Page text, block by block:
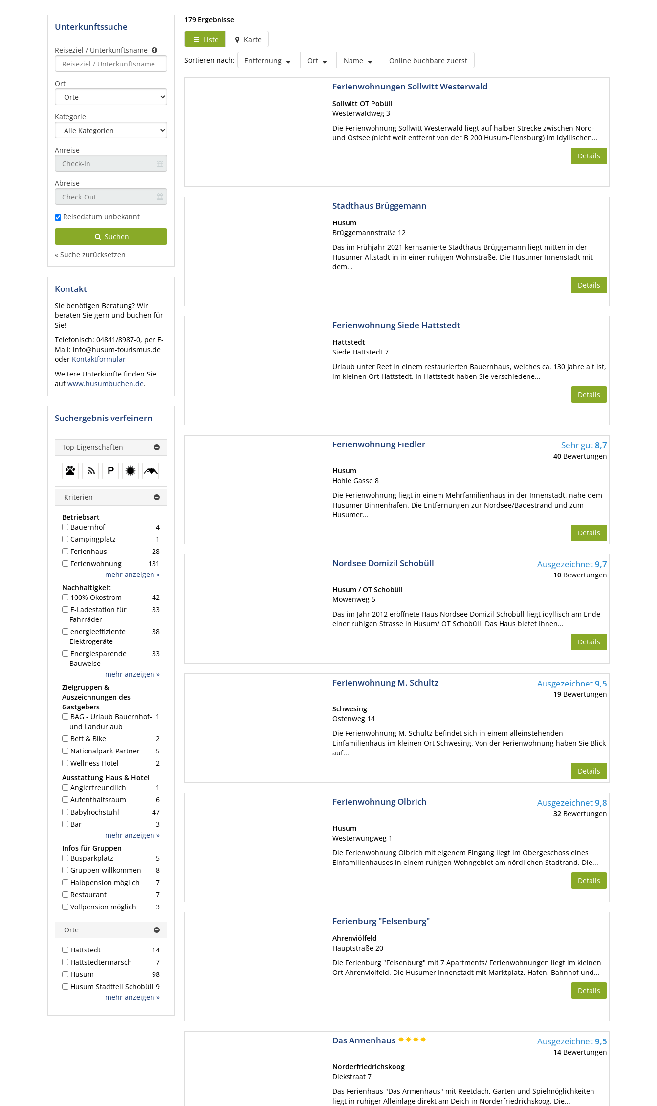
179 Ergebnisse
Liste Karte
Sortieren nach: Entfernung Ort Name Online buchbare zuerst
Ferienwohnungen Sollwitt Westerwald
Sollwitt OT Pobüll
Westerwaldweg 3
Die Ferienwohnung Sollwitt Westerwald liegt auf halber Strecke zwischen Nord-
und Ostsee (nicht weit entfernt von der B 200 Husum-Flensburg) im idyllischen...
Details
Stadthaus Brüggemann
Husum
Brüggemannstraße 12
Das im Frühjahr 2021 kernsanierte Stadthaus Brüggemann liegt mitten in der
Husumer Altstadt in in einer ruhigen Wohnstraße. Die Husumer Innenstadt mit
dem...
Details
Ferienwohnung Siede Hattstedt
Hattstedt
Siede Hattstedt 7
Urlaub unter Reet in einem restaurierten Bauernhaus, welches ca. 130 Jahre alt ist,
im kleinen Ort Hattstedt. In Hattstedt haben Sie verschiedene...
Details
Ferienwohnung Fiedler Sehr gut8,7
40 Bewertungen
Husum
Hohle Gasse 8
Die Ferienwohnung liegt in einem Mehrfamilienhaus in der Innenstadt, nahe dem
Husumer Binnenhafen. Die Entfernungen zur Nordsee/Badestrand und zum
Husumer...
Details
Nordsee Domizil Schobüll Ausgezeichnet9,7
10 Bewertungen
Husum / OT Schobüll
Möwenweg 5
Das im Jahr 2012 eröffnete Haus Nordsee Domizil Schobüll liegt idyllisch am Ende
einer ruhigen Strasse in Husum/ OT Schobüll. Das Haus bietet Ihnen...
Details
Ferienwohnung M. Schultz Ausgezeichnet9,5
19 Bewertungen
Schwesing
Ostenweg 14
Die Ferienwohnung M. Schultz befindet sich in einem alleinstehenden
Einfamilienhaus im kleinen Ort Schwesing. Von der Ferienwohnung haben Sie Blick
auf...
Details
Ferienwohnung Olbrich Ausgezeichnet9,8
32 Bewertungen
Husum
Westerwungweg 1
Die Ferienwohnung Olbrich mit eigenem Eingang liegt im Obergeschoss eines
Einfamilienhauses in einem ruhigen Wohngebiet am nördlichen Stadtrand. Die...
Details
Ferienburg "Felsenburg"
Ahrenviölfeld
Hauptstraße 20
Die Ferienburg "Felsenburg" mit 7 Apartments/ Ferienwohnungen liegt im kleinen
Ort Ahrenviölfeld. Die Husumer Innenstadt mit Marktplatz, Hafen, Bahnhof und...
Details
Das Armenhaus Ausgezeichnet9,5
14 Bewertungen
Norderfriedrichskoog
Diekstraat 7
Das Ferienhaus "Das Armenhaus" mit Reetdach, Garten und Spielmöglichkeiten
liegt in ruhiger Alleinlage direkt am Deich in Norderfriedrichskoog. Die...
Unterkunftssuche
Reiseziel / Unterkunftsname
Type 2 or
characters
Ort
Kategorie
Anreise
Abreise
Reisedatum unbekannt
Suchen
« Suche zurücksetzen
Kontakt
Sie benötigen Beratung? Wir
beraten Sie gern und buchen für
Sie!
Telefonisch: 04841/8987-0, per E-
Mail: info@husum-tourismus.de
oder Kontaktformular
Weitere Unterkünfte finden Sie
aufwww.husumbuchen.de.
Suchergebnis verfeinern
Top-Eigenschaften
Hunde erlaubt
WLAN PKW-StellplatzWallbox für E-
Autos
Reetdach
Kriterien
Betriebsart
4
Bauernhof
1
Campingplatz
28
Ferienhaus
131
Ferienwohnung
mehr anzeigen »
Nachhaltigkeit
42
100% Ökostrom
33
E-Ladestation für
Fahrräder
38
energieeffiziente
Elektrogeräte
33
Energiesparende
Bauweise
mehr anzeigen »
Zielgruppen &
Auszeichnungen des
Gastgebers
1
BAG - Urlaub Bauernhof-
und Landurlaub
2
Bett & Bike
5
Nationalpark-Partner
2
Wellness Hotel
Ausstattung Haus & Hotel
1
Anglerfreundlich
6
Aufenthaltsraum
47
Babyhochstuhl
3
Bar
mehr anzeigen »
Infos für Gruppen
5
Busparkplatz
8
Gruppen willkommen
7
Halbpension möglich
7
Restaurant
3
Vollpension möglich
Orte
14
Hattstedt
7
Hattstedtermarsch
98
Husum
9
Husum Stadtteil Schobüll
mehr anzeigen »